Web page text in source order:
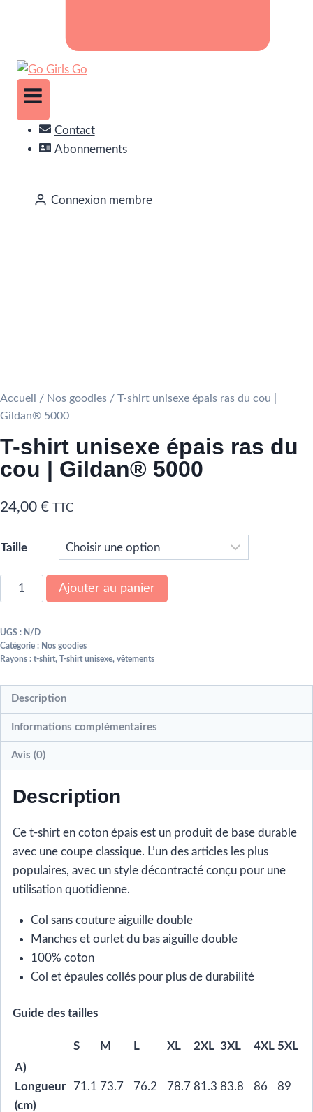
Contact
Abonnements
Connexion membre
Accueil / Nos goodies / T-shirt unisexe épais ras du cou |
Gildan® 5000
T-shirt unisexe épais ras du
cou | Gildan® 5000
24,00 € TTC
Taille
Ajouter au panier
UGS : N/D
Catégorie : Nos goodies
Rayons : t-shirt, T-shirt unisexe, vêtements
Description
Informations complémentaires
Avis (0)
Description
Ce t-shirt en coton épais est un produit de base durable
avec une coupe classique. L’un des articles les plus
populaires, avec un style décontracté conçu pour une
utilisation quotidienne.
Col sans couture aiguille double
Manches et ourlet du bas aiguille double
100% coton
Col et épaules collés pour plus de durabilité
Guide des tailles
S M L XL 2XL 3XL 4XL 5XL
A)
Longueur
(cm)
71.1 73.7 76.2 78.7 81.3 83.8 86 89